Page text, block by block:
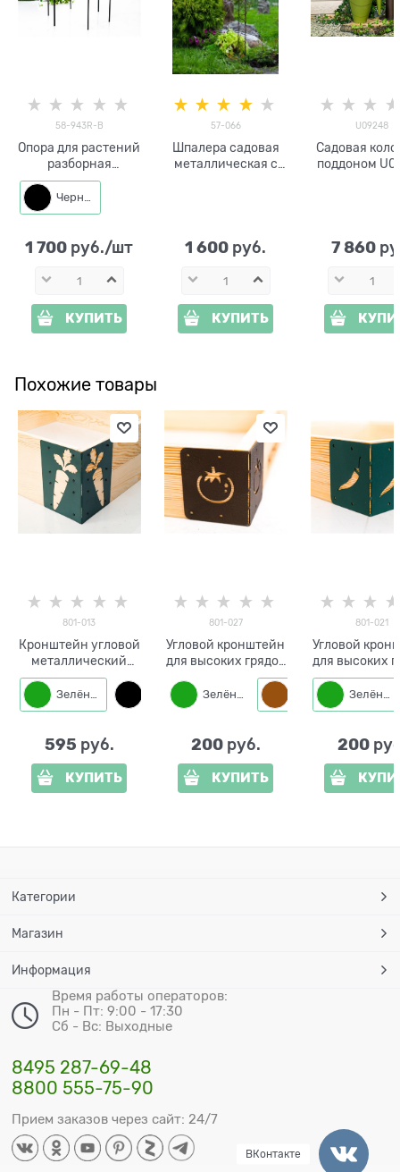
58-943R-B
Опора для растений
разборная
металлическая
круглая 58-943R
высота 88 см
Черный
1 700 руб./шт
КУПИТЬ
57-066
Шпалера садовая
металлическая с
1 600 руб.
КУПИТЬ
U09248
Садовая
поддоном
7 860
Похожие товары
801-013
Кронштейн угловой
металлический
(1шт) для высоких
грядок 801-013
Зелёный
595 руб.
КУПИТЬ
801-027
Угловой кронштейн
для высоких грядок
Зелёный Коричневый
200 руб.
КУПИТЬ
801-021
Угловой
для высоких
801-021
Зелёный
200
Категории
Магазин
Информация
Время работы операторов:
Пн - Пт: 9:00 - 17:30
Сб - Вс: Выходные
8495 287-69-48
8800 555-75-90
Прием заказов через сайт: 24/7
ВКонтакте